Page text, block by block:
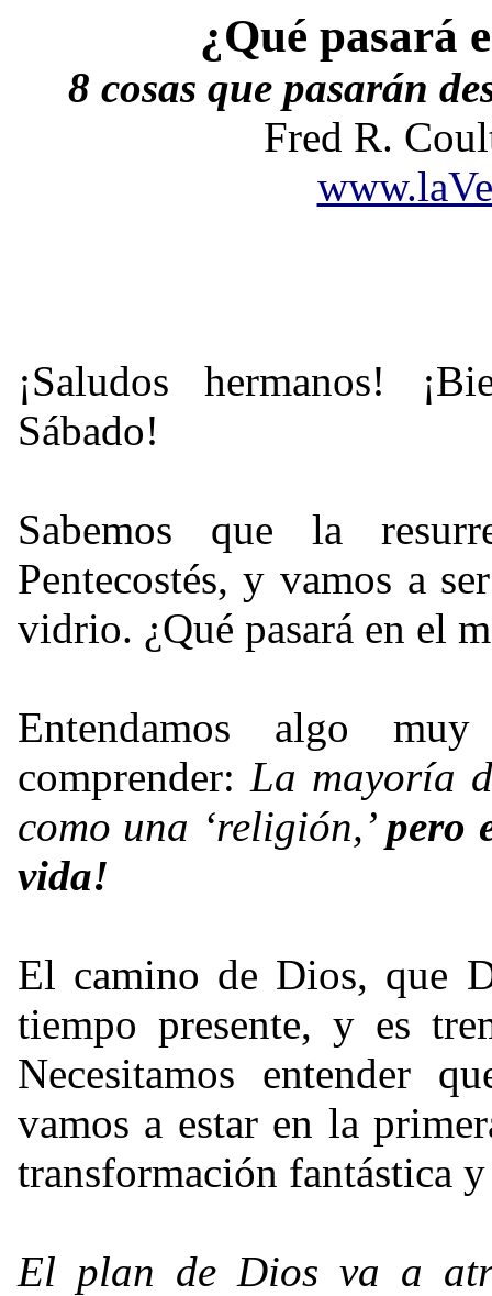
¿Qué pasará
8 cosas que pasarán
Fred R.
¡Saludos hermanos!
Sábado!
Sabemos que la
Pentecostés, y vamos a
vidrio. ¿Qué pasará en el
Entendamos algo
comprender: La mayoría
como una ‘religión,’pero
vida!
El camino de Dios, que
tiempo presente, y es
Necesitamos entender
vamos a estar en la
transformación fantástica
El plan de Dios va a